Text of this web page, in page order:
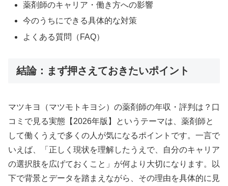
薬剤師のキャリア・働き方への影響
今のうちにできる具体的な対策
よくある質問（FAQ）
結論：まず押さえておきたいポイント
マツキヨ（マツモトキヨシ）の薬剤師の年収・評判は？口
コミで見る実態【2026年版】というテーマは、薬剤師と
して働くうえで多くの人が気になるポイントです。一言で
いえば、「正しく現状を理解したうえで、自分のキャリア
の選択肢を広げておくこと」が何より大切になります。以
下で背景とデータを踏まえながら、その理由を具体的に見